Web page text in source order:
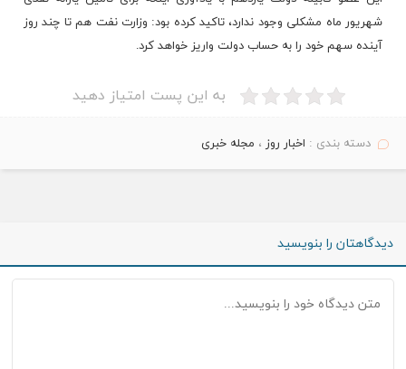
شهریور ماه مشکلی وجود ندارد، تاکید کرده بود: وزارت نفت هم تا چند روز
آینده سهم خود را به حساب دولت واریز خواهد کرد.
به این پست امتیاز دهید
دسته بندی : اخبار روز ، مجله خبری
دیدگاهتان را بنویسید